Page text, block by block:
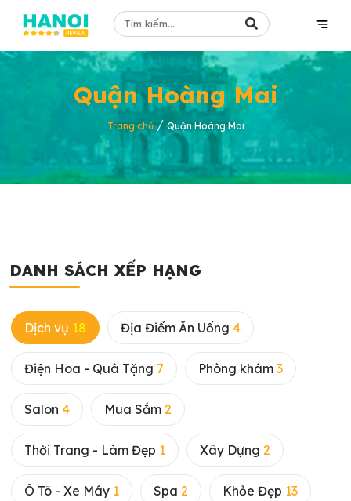
Quận Hoàng Mai
Trang chủ/ Quận Hoàng Mai
DANH SÁCH XẾP HẠNG
Dịch vụ 18 Địa Điểm Ăn Uống 4
Điện Hoa - Quà Tặng 7 Phòng khám 3
Salon 4 Mua Sắm 2
Thời Trang - Làm Đẹp 1 Xây Dựng 2
Ô Tô - Xe Máy 1 Spa 2 Khỏe Đẹp 13